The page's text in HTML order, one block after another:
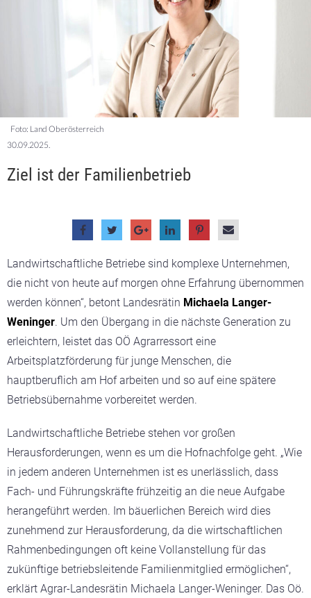
Foto: Land Oberösterreich
30.09.2025.
Ziel ist der Familienbetrieb
Landwirtschaftliche Betriebe sind komplexe Unternehmen,
die nicht von heute auf morgen ohne Erfahrung übernommen
werden können“, betont Landesrätin Michaela Langer-
Weninger. Um den Übergang in die nächste Generation zu
erleichtern, leistet das OÖ Agrarressort eine
Arbeitsplatzförderung für junge Menschen, die
hauptberuflich am Hof arbeiten und so auf eine spätere
Betriebsübernahme vorbereitet werden.
Landwirtschaftliche Betriebe stehen vor großen
Herausforderungen, wenn es um die Hofnachfolge geht. „Wie
in jedem anderen Unternehmen ist es unerlässlich, dass
Fach- und Führungskräfte frühzeitig an die neue Aufgabe
herangeführt werden. Im bäuerlichen Bereich wird dies
zunehmend zur Herausforderung, da die wirtschaftlichen
Rahmenbedingungen oft keine Vollanstellung für das
zukünftige betriebsleitende Familienmitglied ermöglichen“,
erklärt Agrar-Landesrätin Michaela Langer-Weninger. Das Oö.